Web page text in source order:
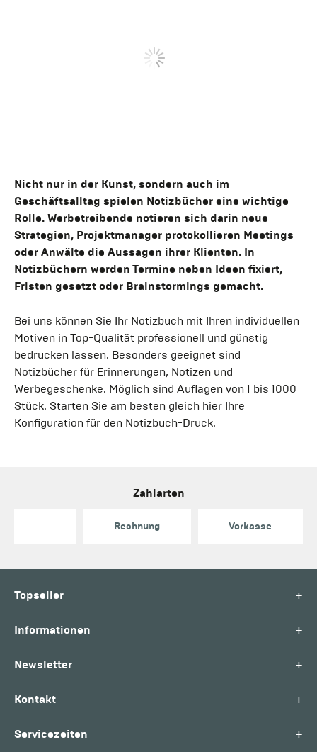
Nicht nur in der Kunst, sondern auch im
Geschäftsalltag spielen Notizbücher eine wichtige
Rolle. Werbetreibende notieren sich darin neue
Strategien, Projektmanager protokollieren Meetings
oder Anwälte die Aussagen ihrer Klienten. In
Notizbüchern werden Termine neben Ideen fixiert,
Fristen gesetzt oder Brainstormings gemacht.
Bei uns können Sie Ihr Notizbuch mit Ihren individuellen
Motiven in Top-Qualität professionell und günstig
bedrucken lassen. Besonders geeignet sind
Notizbücher für Erinnerungen, Notizen und
Werbegeschenke. Möglich sind Auflagen von 1 bis 1000
Stück. Starten Sie am besten gleich hier Ihre
Konfiguration für den Notizbuch-Druck.
Zahlarten
Rechnung Vorkasse
Topseller +
Informationen +
Newsletter +
Kontakt +
Servicezeiten +